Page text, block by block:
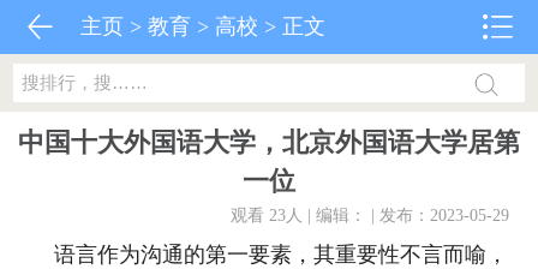
主页 >教育 > 高校 > 正文
中国十大外国语大学，北京外国语大学居第
一位
观看 23人 | 编辑： | 发布：2023-05-29
语言作为沟通的第一要素，其重要性不言而喻，